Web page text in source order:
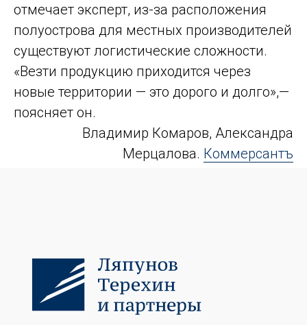
отмечает эксперт, из-за расположения
полуострова для местных производителей
существуют логистические сложности.
«Везти продукцию приходится через
новые территории — это дорого и долго»,—
поясняет он.
Владимир Комаров, Александра
Мерцалова. Коммерсантъ